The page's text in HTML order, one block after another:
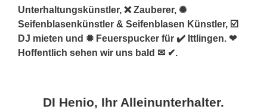
Unterhaltungskünstler, ❌ Zauberer, ✺
Seifenblasenkünstler & Seifenblasen Künstler, ☑️
DJ mieten und ✹ Feuerspucker für ✔️ Ittlingen. ❤
Hoffentlich sehen wir uns bald ✉ ✔.
DI Henio, Ihr Alleinunterhalter.